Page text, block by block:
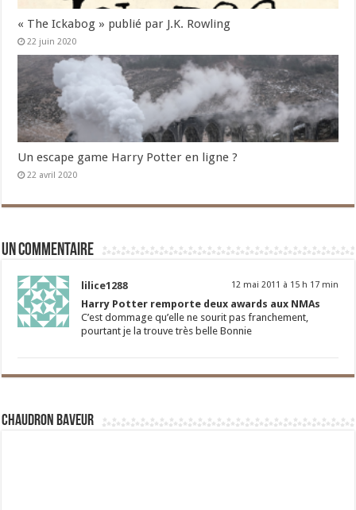
« The Ickabog » publié par J.K. Rowling
22 juin 2020
Un escape game Harry Potter en ligne ?
22 avril 2020
Un commentaire
lilice1288 12 mai 2011 à 15 h 17 min
Harry Potter remporte deux awards aux NMAs
C’est dommage qu’elle ne sourit pas franchement,
pourtant je la trouve très belle Bonnie
Chaudron Baveur